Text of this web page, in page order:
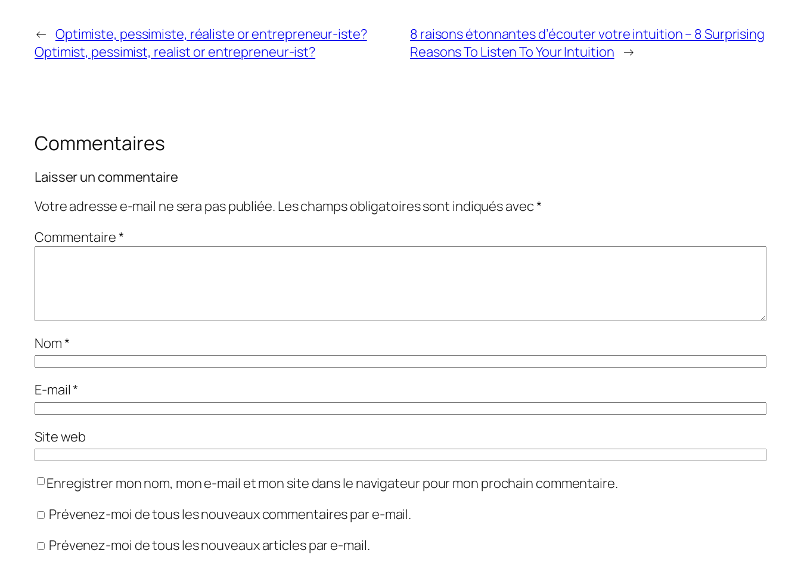
← Optimiste, pessimiste, réaliste or entrepreneur-iste?
Optimist, pessimist, realist or entrepreneur-ist?
8 raisons étonnantes d’écouter votre intuition – 8 Surprising
Reasons To Listen To Your Intuition →
Commentaires
Laisser un commentaire
Votre adresse e-mail ne sera pas publiée. Les champs obligatoires sont indiqués avec*
Commentaire*
Nom*
E-mail*
Site web
Enregistrer mon nom, mon e-mail et mon site dans le navigateur pour mon prochain commentaire.
Prévenez-moi de tous les nouveaux commentaires par e-mail.
Prévenez-moi de tous les nouveaux articles par e-mail.